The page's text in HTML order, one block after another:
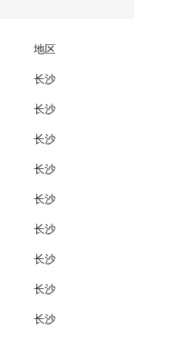
地区
长沙
长沙
长沙
长沙
长沙
长沙
长沙
长沙
长沙